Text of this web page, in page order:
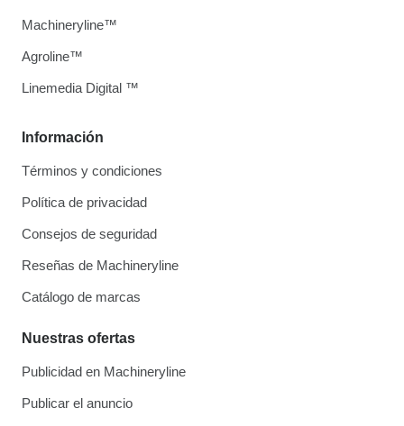
Información
Términos y condiciones
Política de privacidad
Consejos de seguridad
Reseñas de Machineryline
Catálogo de marcas
Nuestras ofertas
Publicidad en Machineryline
Publicar el anuncio
Machineryline™
Agroline™
Linemedia Digital ™